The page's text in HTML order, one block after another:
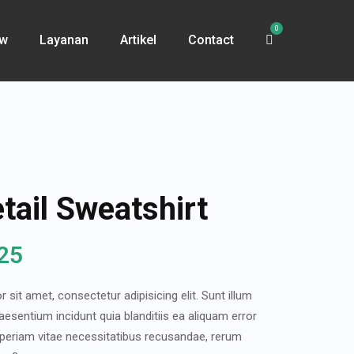
Layanan Artikel Contact
0
Sweatshirt
sit amet, consectetur adipisicing elit. Sunt illum
incidunt quia blanditiis ea aliquam error
vitae necessitatibus recusandae, rerum